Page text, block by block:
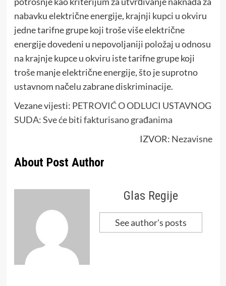
nabavku električne energije, krajnji kupci u okviru
jedne tarifne grupe koji troše više električne
energije dovedeni u nepovoljaniji položaj u odnosu
na krajnje kupce u okviru iste tarifne grupe koji
troše manje električne energije, što je suprotno
ustavnom načelu zabrane diskriminacije.
Vezane vijesti: PETROVIĆ O ODLUCI USTAVNOG
SUDA: Sve će biti fakturisano građanima
IZVOR: Nezavisne
About Post Author
Glas Regije
See author's posts